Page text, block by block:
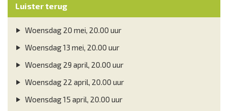
Luister terug
Woensdag 20 mei, 20.00 uur
Woensdag 13 mei, 20.00 uur
Woensdag 29 april, 20.00 uur
Woensdag 22 april, 20.00 uur
Woensdag 15 april, 20.00 uur